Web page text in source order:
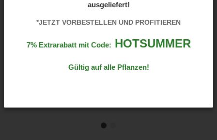
ausgeliefert!
*JETZT VORBESTELLEN UND PROFITIEREN
7% Extrarabatt mit Code: HOTSUMMER
Gültig auf alle Pflanzen!